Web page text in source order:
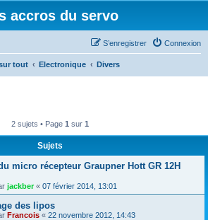
accros du servo
Connexion
S’enregistrer
tout Electronique Divers
2 sujets • Page 1 sur 1
Sujets
micro récepteur Graupner Hott GR 12H
jackber« 07 février 2014, 13:01
des lipos
Francois « 22 novembre 2012, 14:43